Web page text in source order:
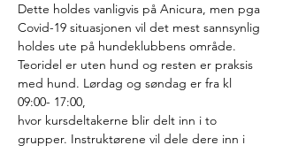
Dette holdes vanligvis på Anicura, men pga
Covid-19 situasjonen vil det mest sannsynlig
holdes ute på hundeklubbens område.
Teoridel er uten hund og resten er praksis
med hund. Lørdag og søndag er fra kl
09:00- 17:00,
hvor kursdeltakerne blir delt inn i to
grupper. Instruktørene vil dele dere inn i